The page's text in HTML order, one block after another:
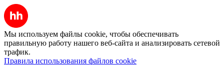
Мы используем файлы cookie, чтобы обеспечивать
правильную работу нашего веб-сайта и анализировать сетевой
трафик.
Правила использования файлов cookie